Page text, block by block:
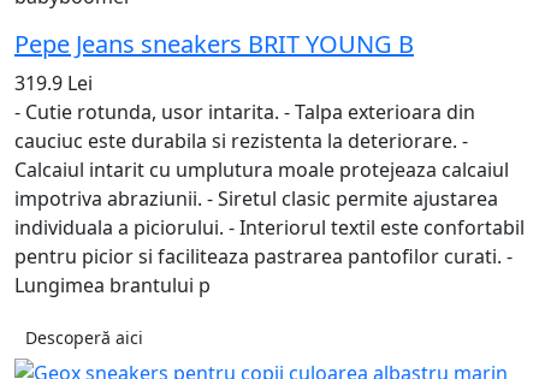
Pepe Jeans sneakers BRIT YOUNG B
319.9 Lei
- Cutie rotunda, usor intarita. - Talpa exterioara din
cauciuc este durabila si rezistenta la deteriorare. -
Calcaiul intarit cu umplutura moale protejeaza calcaiul
impotriva abraziunii. - Siretul clasic permite ajustarea
individuala a piciorului. - Interiorul textil este confortabil
pentru picior si faciliteaza pastrarea pantofilor curati. -
Lungimea brantului p
Descoperă aici